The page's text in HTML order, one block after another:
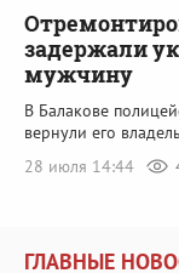
задержали
мужчину
В Балакове
вернули его
28 июля 14:44
ГЛАВНЫЕ